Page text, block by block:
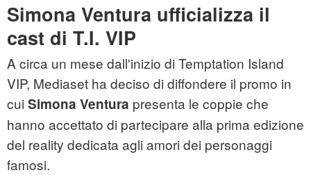
Simona Ventura ufficializza il
cast di T.I. VIP
A circa un mese dall'inizio di Temptation Island
VIP, Mediaset ha deciso di diffondere il promo in
cui Simona Ventura presenta le coppie che
hanno accettato di partecipare alla prima edizione
del reality dedicata agli amori dei personaggi
famosi.